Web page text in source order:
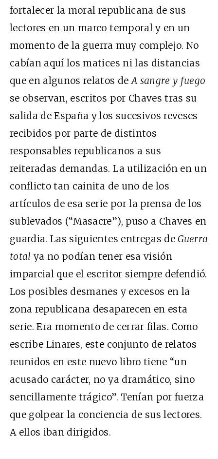
fortalecer la moral republicana de sus
lectores en un marco temporal y en un
momento de la guerra muy complejo. No
cabían aquí los matices ni las distancias
que en algunos relatos deA sangre y fuego
se observan, escritos por Chaves tras su
salida de España y los sucesivos reveses
recibidos por parte de distintos
responsables republicanos a sus
reiteradas demandas. La utilización en un
conflicto tan cainita de uno de los
artículos de esa serie por la prensa de los
sublevados (“Masacre”), puso a Chaves en
guardia. Las siguientes entregas de Guerra
totalya no podían tener esa visión
imparcial que el escritor siempre defendió.
Los posibles desmanes y excesos en la
zona republicana desaparecen en esta
serie. Era momento de cerrar filas. Como
escribe Linares, este conjunto de relatos
reunidos en este nuevo libro tiene “un
acusado carácter, no ya dramático, sino
sencillamente trágico”. Tenían por fuerza
que golpear la conciencia de sus lectores.
A ellos iban dirigidos.